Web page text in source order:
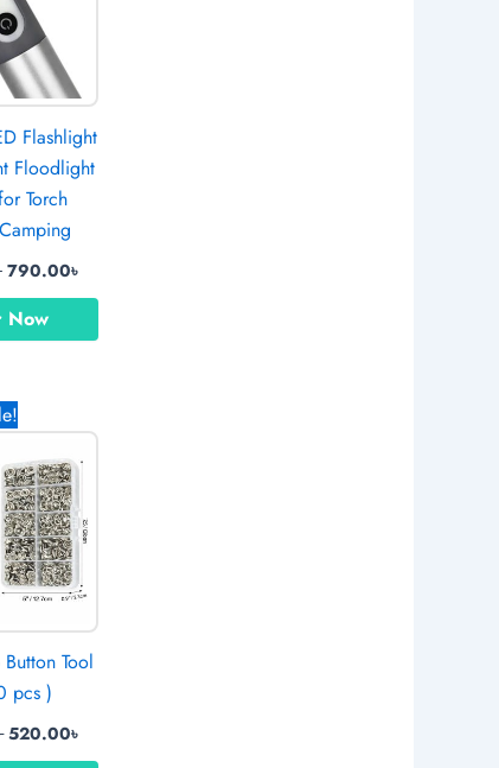
Flashlight
Floodlight
Torch
790.00৳
Now
Button Tool
pcs )
Original
price
1,090.00৳ .
520.00৳
price